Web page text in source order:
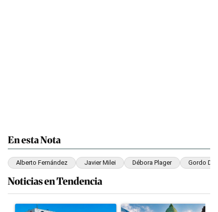
En esta Nota
Alberto Fernández Javier Milei Débora Plager Gordo Dan
Noticias en Tendencia
Este listado muestra los artículos con más comentarios en los
Un artículo de tendencia con el título "Récord histórico de
Un artículo de tendencia con